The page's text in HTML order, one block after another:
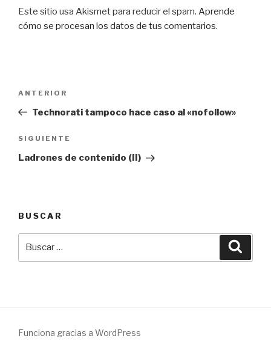
Este sitio usa Akismet para reducir el spam. Aprende
cómo se procesan los datos de tus comentarios.
entradas
Entrada
anterior:
ANTERIOR
Technorati tampoco hace caso al «nofollow»
Siguiente
entrada
SIGUIENTE
Ladrones de contenido (II)
BUSCAR
Funciona gracias a WordPress